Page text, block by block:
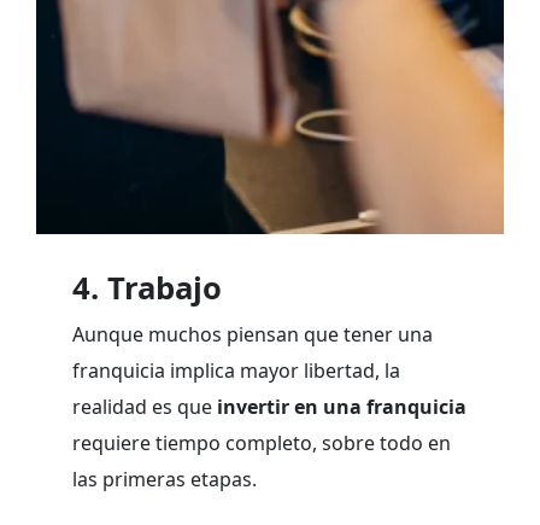
4. Trabajo
Aunque muchos piensan que tener una
franquicia implica mayor libertad, la
realidad es que invertir en una franquicia
requiere tiempo completo, sobre todo en
las primeras etapas.